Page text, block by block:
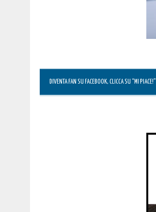
DIVENTA FAN SU FACEBOOK, CLICCA SU “MI PIACE!”